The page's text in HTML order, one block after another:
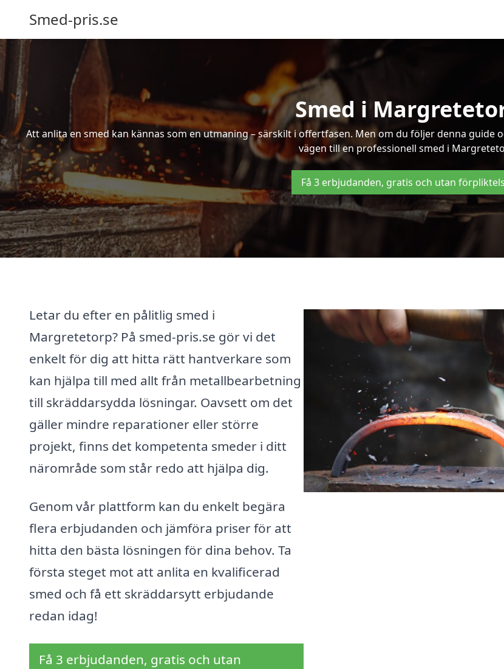
Smed-pris.se
Smed i
Att anlita en smed kan kännas som en utmaning – särskilt i offertfasen. Men om du följer denna
vägen till en professionell smed i
Få 3 erbjudanden, gratis och utan
Letar du efter en pålitlig smed i
Margretetorp? På smed-pris.se gör vi det
enkelt för dig att hitta rätt hantverkare som
kan hjälpa till med allt från metallbearbetning
till skräddarsydda lösningar. Oavsett om det
gäller mindre reparationer eller större
projekt, finns det kompetenta smeder i ditt
närområde som står redo att hjälpa dig.
Genom vår plattform kan du enkelt begära
flera erbjudanden och jämföra priser för att
hitta den bästa lösningen för dina behov. Ta
första steget mot att anlita en kvalificerad
smed och få ett skräddarsytt erbjudande
redan idag!
Få 3 erbjudanden, gratis och utan